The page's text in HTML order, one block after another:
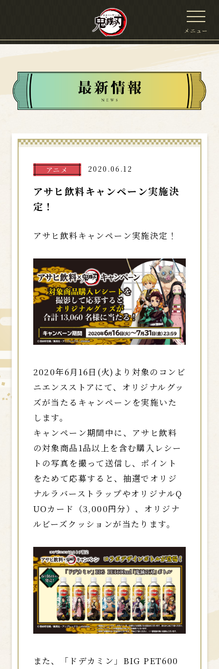
メニュー
アニメ 2020.06.12
アサヒ飲料キャンペーン実施決
定！
アサヒ飲料キャンペーン実施決定！
2020年6月16日(火)より対象のコンビ
ニエンスストアにて、オリジナルグッ
ズが当たるキャンペーンを実施いた
します。
キャンペーン期間中に、アサヒ飲料
の対象商品1品以上を含む購入レシー
トの写真を撮って送信し、ポイント
をためて応募すると、抽選でオリジ
ナルラバーストラップやオリジナルQ
UOカード（3,000円分）、オリジナ
ルビーズクッションが当たります。
また、「ドデカミン」BIG PET600